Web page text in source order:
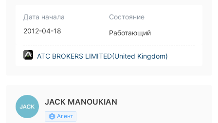
Дата начала
2012-04-18
Состояние
Работающий
ATC BROKERS LIMITED(United Kingdom)
JACK MANOUKIAN
Агент